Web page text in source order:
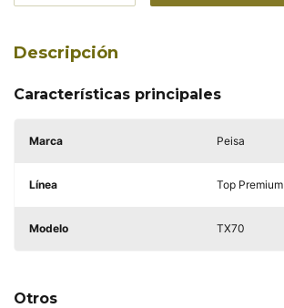
Descripción
Características principales
Marca Peisa
Línea Top Premium
Modelo TX70
Otros